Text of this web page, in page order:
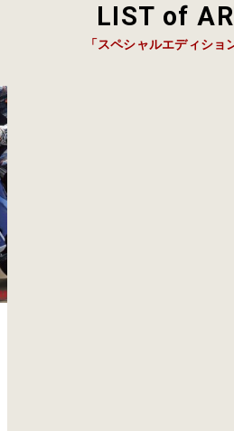
LIST of
「スペシャルエディショ